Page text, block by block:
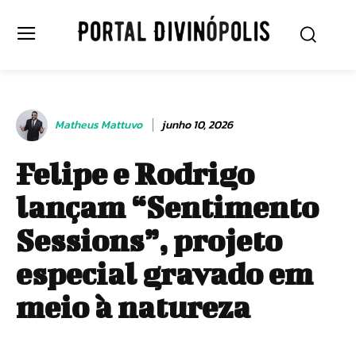
Matheus Mattuvo junho 10, 2026
Felipe e Rodrigo
lançam “Sentimento
Sessions”, projeto
especial gravado em
meio à natureza